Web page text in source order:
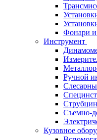
Фонари и
Инструмент
Ручной
Съемно-
Кузовное